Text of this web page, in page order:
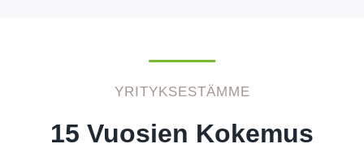
YRITYKSESTÄMME
15 Vuosien Kokemus